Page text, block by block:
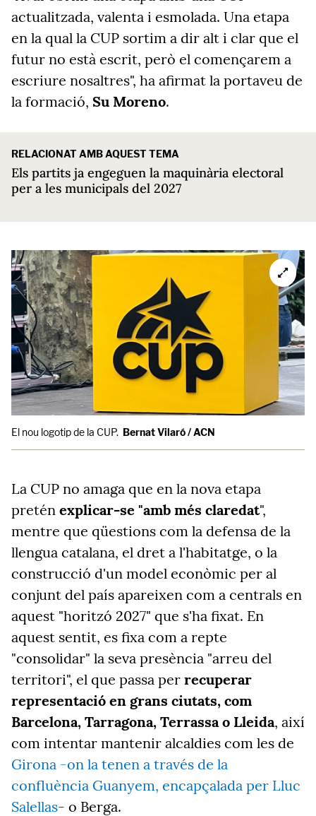
actualitzada, valenta i esmolada. Una etapa
en la qual la CUP sortim a dir alt i clar que el
futur no està escrit, però el començarem a
escriure nosaltres", ha afirmat la portaveu de
la formació, Su Moreno.
RELACIONAT AMB AQUEST TEMA
Els partits ja engeguen la maquinària electoral
per a les municipals del 2027
El nou logotip de la CUP. Bernat Vilaró / ACN
La CUP no amaga que en la nova etapa
pretén explicar-se "amb més claredat",
mentre que qüestions com la defensa de la
llengua catalana, el dret a l'habitatge, o la
construcció d'un model econòmic per al
conjunt del país apareixen com a centrals en
aquest "horitzó 2027" que s'ha fixat. En
aquest sentit, es fixa com a repte
"consolidar" la seva presència "arreu del
territori", el que passa per recuperar
representació en grans ciutats, com
Barcelona, Tarragona, Terrassa o Lleida, així
com intentar mantenir alcaldies com les de
Girona -on la tenen a través de la
confluència Guanyem, encapçalada per Lluc
Salellas- o Berga.